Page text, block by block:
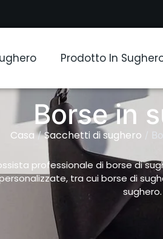
Prodotto In
Borse in
Casa/Sacchetti di sughero /
professionale di borse di
tra cui borse di
sughero.